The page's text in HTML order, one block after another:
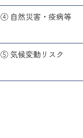
④ 自然災害・疫病等
⑤ 気候変動リスク